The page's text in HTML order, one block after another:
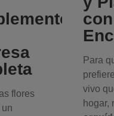
flores
con
Para
vivo
hogar,